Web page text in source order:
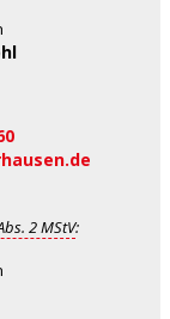
2 MStV: